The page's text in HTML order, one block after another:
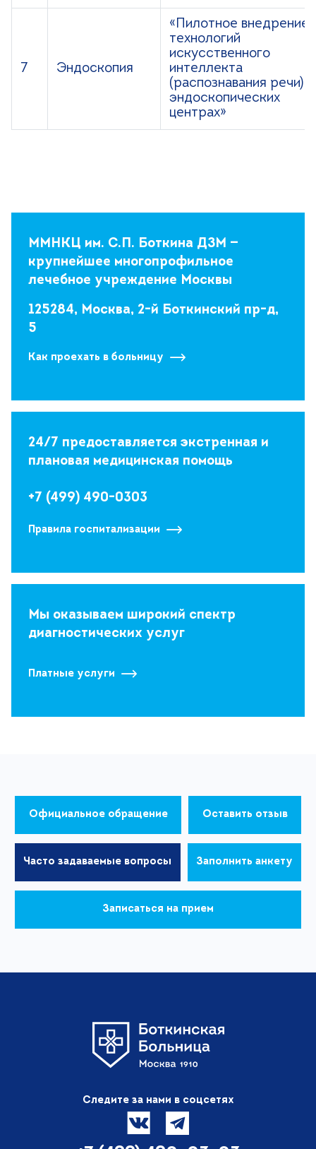
7 Эндоскопия
«Пилотное внедрение
технологий
искусственного
интеллекта
(распознавания речи) в
эндоскопических
центрах»
ММНКЦ им. С.П. Боткина ДЗМ —
крупнейшее многопрофильное
лечебное учреждение Москвы
125284, Москва, 2-й Боткинский пр-д,
5
Как проехать в больницу
24/7 предоставляется экстренная и
плановая медицинская помощь
+7 (499) 490-0303
Правила госпитализации
Мы оказываем широкий спектр
диагностических услуг
Платные услуги
Официальное обращение Оставить отзыв
Часто задаваемые вопросы Заполнить анкету
Записаться на прием
Следите за нами в соцсетях